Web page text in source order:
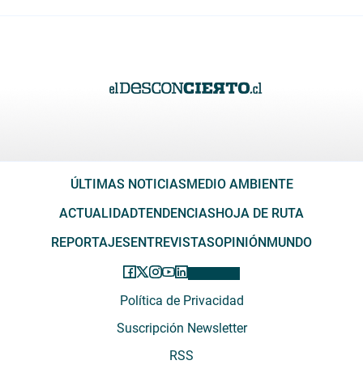
ÚLTIMAS NOTICIASMEDIO AMBIENTE
ACTUALIDADTENDENCIASHOJA DE RUTA
REPORTAJESENTREVISTASOPINIÓNMUNDO
Política de Privacidad
Suscripción Newsletter
RSS